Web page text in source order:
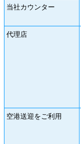
当社カウンター
代理店
空港送迎をご利用